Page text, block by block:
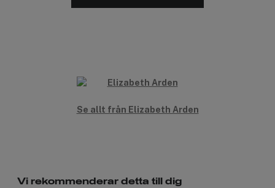
Se allt från Elizabeth Arden
Vi rekommenderar detta till dig